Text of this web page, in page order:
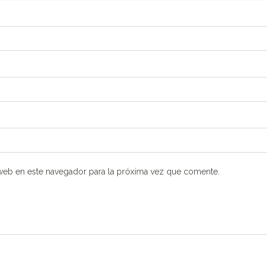
en este navegador para la próxima vez que comente.